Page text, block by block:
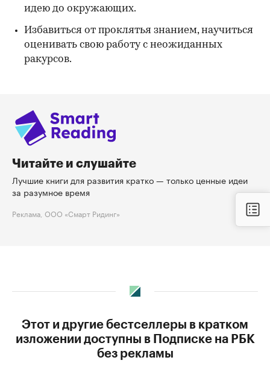
идею до окружающих.
Избавиться от проклятья знанием, научиться
оценивать свою работу с неожиданных
ракурсов.
Читайте и слушайте
Лучшие книги для развития кратко — только ценные идеи
за разумное время
Реклама, ООО «Смарт Ридинг»
Этот и другие бестселлеры в кратком
изложении доступны в Подписке на РБК
без рекламы